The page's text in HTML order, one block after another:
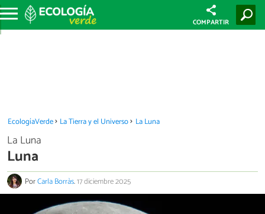
COMPARTIR
EcologíaVerde La Tierra y el Universo La Luna
La Luna
Luna
PorCarla Borràs.17 diciembre 2025